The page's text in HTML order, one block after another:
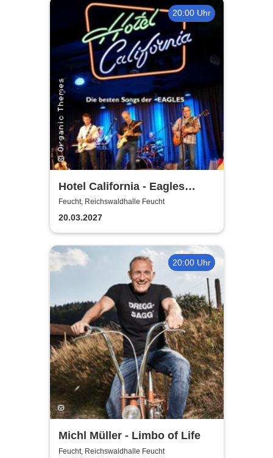
20:00 Uhr
Hotel California - Eagles
Tribute
Feucht, Reichswaldhalle Feucht
20.03.2027
20:00 Uhr
Michl Müller - Limbo of Life
Feucht, Reichswaldhalle Feucht